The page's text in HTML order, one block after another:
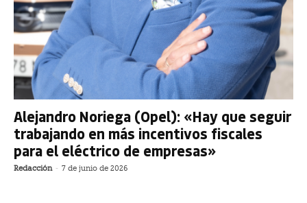
Alejandro Noriega (Opel): «Hay que seguir
trabajando en más incentivos fiscales
para el eléctrico de empresas»
Redacción - 7 de junio de 2026